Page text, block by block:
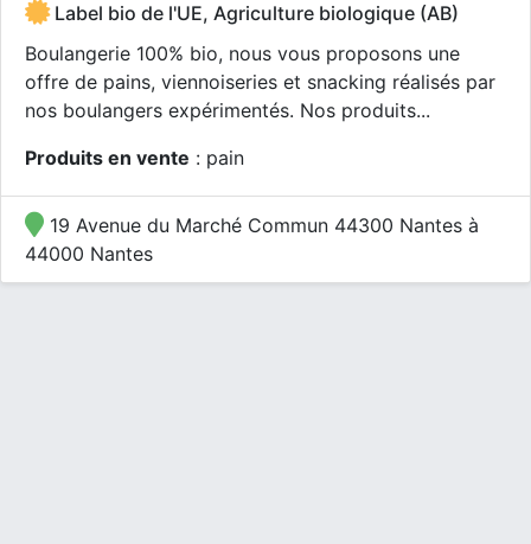
Label bio de l'UE, Agriculture biologique (AB)
Boulangerie 100% bio, nous vous proposons une
offre de pains, viennoiseries et snacking réalisés par
nos boulangers expérimentés. Nos produits...
Produits en vente : pain
19 Avenue du Marché Commun 44300 Nantes à
44000 Nantes